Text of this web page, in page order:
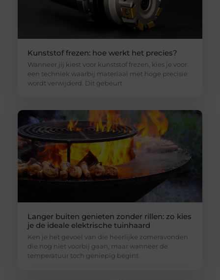
Kunststof frezen: hoe werkt het precies?
Wanneer jij kiest voor kunststof frezen, kies je voor
een techniek waarbij materiaal met hoge precisie
wordt verwijderd. Dit gebeurt
Langer buiten genieten zonder rillen: zo kies
je de ideale elektrische tuinhaard
Ken je het gevoel van die heerlijke zomeravonden
die nog niet voorbij gaan, maar wanneer de
temperatuur toch geniepig begint